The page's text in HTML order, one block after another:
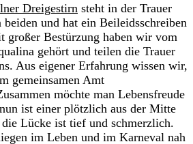
Dreigestirn steht in der Trauer
beiden und hat ein Beileidsschreiben
großer Bestürzung haben wir vom
gehört und teilen die Trauer
Aus eigener Erfahrung wissen wir,
gemeinsamen Amt
möchte man Lebensfreude
ist einer plötzlich aus der Mitte
Lücke ist tief und schmerzlich.
im Leben und im Karneval nah